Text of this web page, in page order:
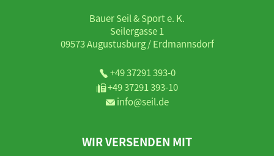
Bauer Seil & Sport e. K.
Seilergasse 1
09573 Augustusburg / Erdmannsdorf
+49 37291 393-0
+49 37291 393-10
info@seil.de
WIR VERSENDEN MIT